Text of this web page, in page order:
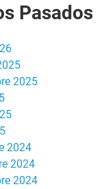
Pasados
2025
2024
2024
2024